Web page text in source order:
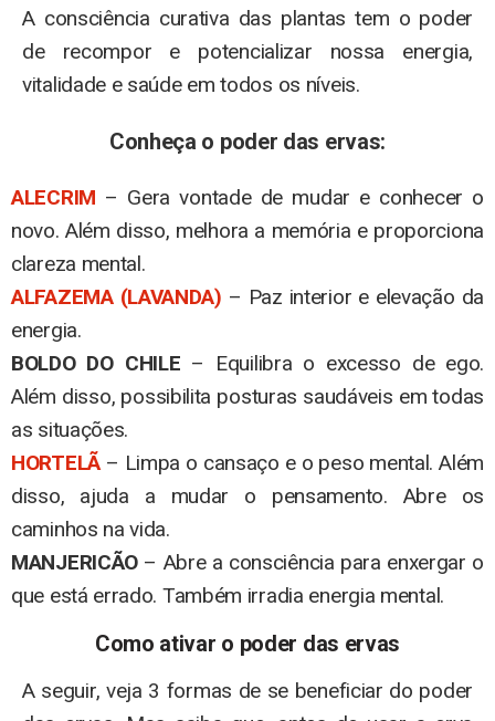
A consciência curativa das plantas tem o poder
de recompor e potencializar nossa energia,
vitalidade e saúde em todos os níveis.
Conheça o poder das ervas:
ALECRIM – Gera vontade de mudar e conhecer o
novo. Além disso, melhora a memória e proporciona
clareza mental.
ALFAZEMA (LAVANDA) – Paz interior e elevação da
energia.
BOLDO DO CHILE – Equilibra o excesso de ego.
Além disso, possibilita posturas saudáveis em todas
as situações.
HORTELÃ– Limpa o cansaço e o peso mental. Além
disso, ajuda a mudar o pensamento. Abre os
caminhos na vida.
MANJERICÃO – Abre a consciência para enxergar o
que está errado. Também irradia energia mental.
Como ativar o poder das ervas
A seguir, veja 3 formas de se beneficiar do poder